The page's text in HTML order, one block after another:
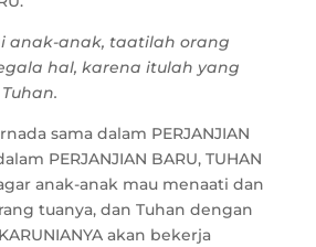
anak-anak, taatilah orang
hal, karena itulah yang
sama dalam PERJANJIAN
PERJANJIAN BARU, TUHAN
anak-anak mau menaati dan
tuanya, dan Tuhan dengan
akan bekerja